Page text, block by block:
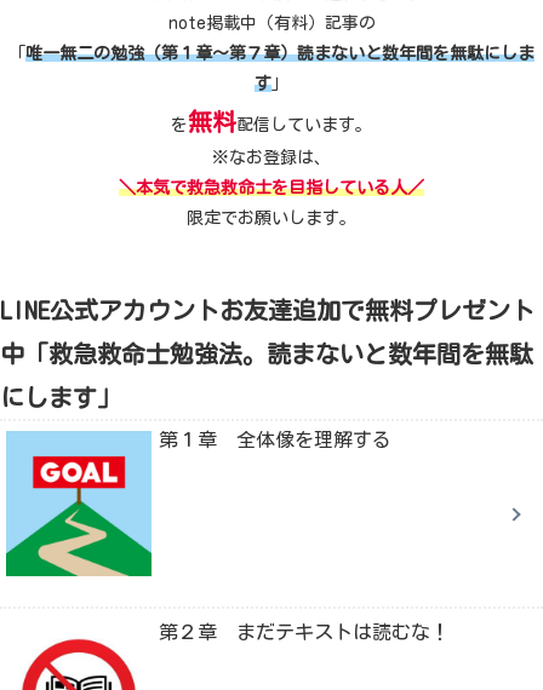
note掲載中（有料）記事の
唯一無二の勉強（第１章～第７章）読まないと数年間を無駄にしま
す
を無料配信しています。
※なお登録は、
＼本気で救急救命士を目指している人／
限定でお願いします。
LINE公式アカウントお友達追加で無料プレゼント
中「救急救命士勉強法。読まないと数年間を無駄
にします」
第１章 全体像を理解する
第２章 まだテキストは読むな！